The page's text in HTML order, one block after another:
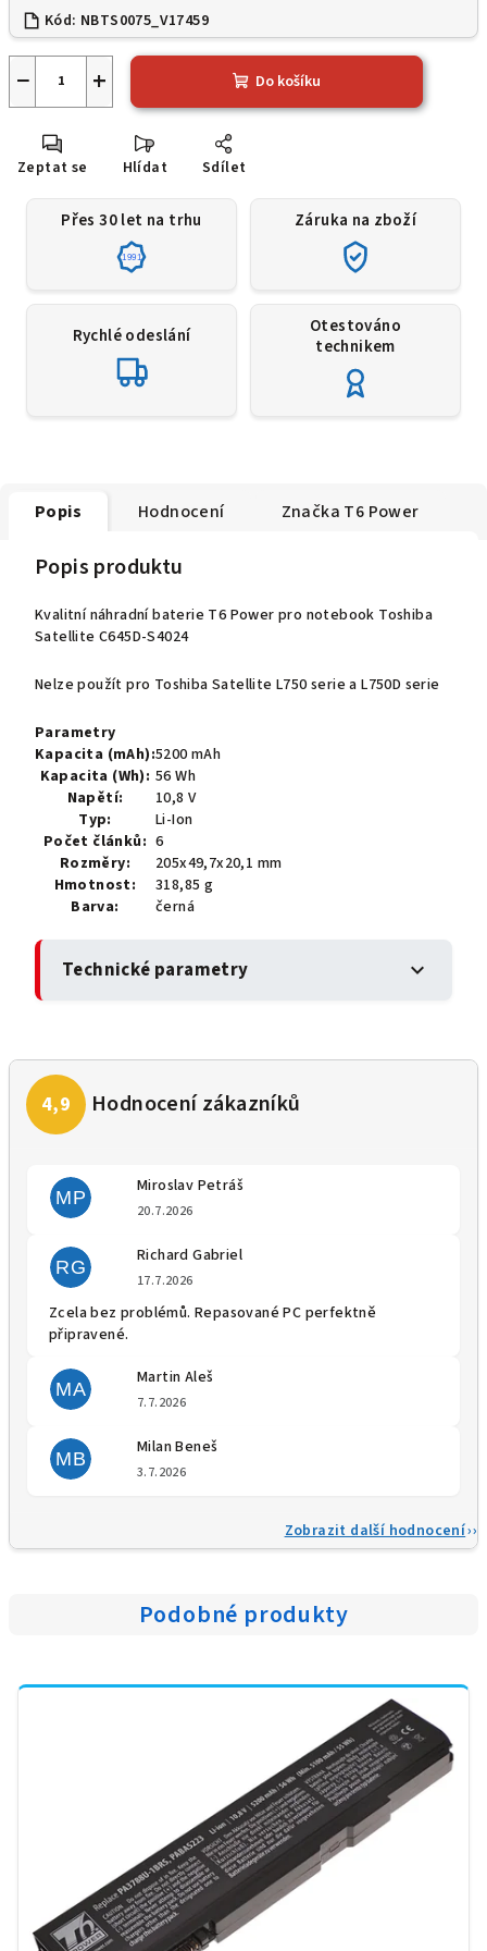
Kód: NBTS0075_V17459
+
− Do košíku
Zeptat se Hlídat Sdílet
Přes 30 let na trhu
1991
Záruka na zboží
Rychlé odeslání
Otestováno
technikem
Popis Hodnocení Značka T6 Power
Popis produktu
Kvalitní náhradní baterie T6 Power pro notebook Toshiba
Satellite C645D-S4024
Nelze použít pro Toshiba Satellite L750 serie a L750D serie
Parametry
Kapacita (mAh):5200 mAh
Kapacita (Wh): 56 Wh
Napětí:
10,8 V
Typ:
Li-Ion
Počet článků: 6
Rozměry:
205x49,7x20,1 mm
Hmotnost:
318,85 g
Barva:
černá
Technické parametry expand_more
MP
Miroslav Petráš
20.7.2026
RG
Richard Gabriel
17.7.2026
Zcela bez problémů. Repasované PC perfektně
připravené.
MA
Martin Aleš
7.7.2026
MB
Milan Beneš
3.7.2026
Zobrazit další hodnocení
Podobné produkty